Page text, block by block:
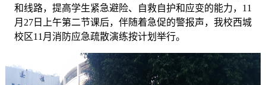
和线路，提高学生紧急避险、自救自护和应变的能力， 11
月27日上午第二节课后，伴随着急促的警报声，我校西城
校区11月消防应急疏散演练按计划举行。